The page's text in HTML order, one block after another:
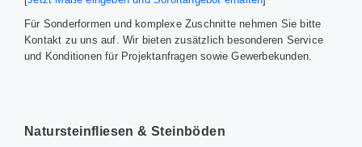
Für Sonderformen und komplexe Zuschnitte nehmen Sie bitte
Kontakt zu uns auf. Wir bieten zusätzlich besonderen Service
und Konditionen für Projektanfragen sowie Gewerbekunden.
Natursteinfliesen & Steinböden